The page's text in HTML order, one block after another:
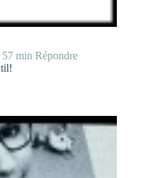
min Répondre